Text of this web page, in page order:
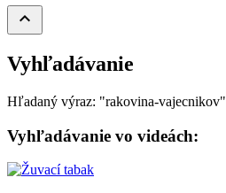
keyboard_arrow_up
Vyhľadávanie
Hľadaný výraz: "rakovina-vajecnikov"
Vyhľadávanie vo videách: